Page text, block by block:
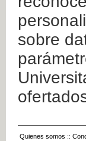
sobre
Quienes somos ::